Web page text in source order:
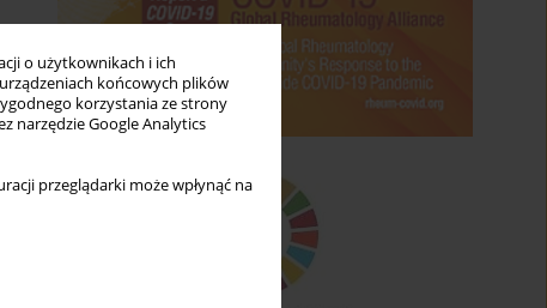
o użytkownikach i ich
końcowych plików
korzystania ze strony
narzędzie Google Analytics
przeglądarki może wpłynąć na